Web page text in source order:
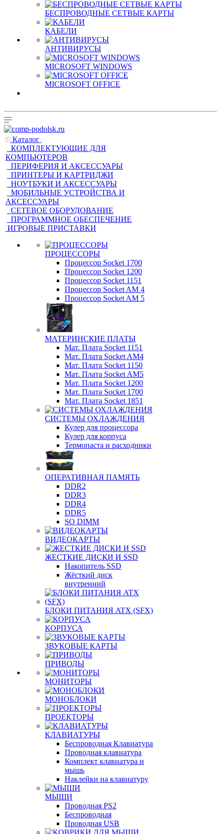
БЕСПРОВОДНЫЕ СЕТВЫЕ КАРТЫ
КАБЕЛИ
АНТИВИРУСЫ
MICROSOFT WINDOWS
MICROSOFT OFFICE
Каталог
КОМПЛЕКТУЮЩИЕ ДЛЯ
КОМПЬЮТЕРОВ
ПЕРИФЕРИЯ И АКСЕССУАРЫ
ПРИНТЕРЫ И КАРТРИДЖИ
НОУТБУКИ И АКСЕССУАРЫ
МОБИЛЬНЫЕ УСТРОЙСТВА И
АКСЕССУАРЫ
СЕТЕВОЕ ОБОРУДОВАНИЕ
ПРОГРАММНОЕ ОБЕСПЕЧЕНИЕ
ИГРОВЫЕ ПРИСТАВКИ
ПРОЦЕССОРЫ
Процессор Socket 1700
Процессор Socket 1200
Процессор Socket 1151
Процессор Socket AM 4
Процессор Socket AM 5
МАТЕРИНСКИЕ ПЛАТЫ
Мат. Плата Socket 1151
Мат. Плата Socket AM4
Мат. Плата Socket 1150
Мат. Плата Socket AM5
Мат. Плата Socket 1200
Мат. Плата Socket 1700
Мат. Плата Socket 1851
СИСТЕМЫ ОХЛАЖДЕНИЯ
Кулер для процессора
Кулер для корпуса
Термопаста и расходники
ОПЕРАТИВНАЯ ПАМЯТЬ
DDR2
DDR3
DDR4
DDR5
SO DIMM
ВИДЕОКАРТЫ
ЖЕСТКИЕ ДИСКИ И SSD
Накопитель SSD
Жёсткий диск
внутренний
БЛОКИ ПИТАНИЯ ATX (SFX)
КОРПУСА
ЗВУКОВЫЕ КАРТЫ
ПРИВОДЫ
МОНИТОРЫ
МОНОБЛОКИ
ПРОЕКТОРЫ
КЛАВИАТУРЫ
Беспроводная Клавиатура
Проводная клавиатура
Комплект клавиатура и
мышь
Наклейки на клавиатуру
МЫШИ
Проводная PS2
Беспроводная
Проводная USB